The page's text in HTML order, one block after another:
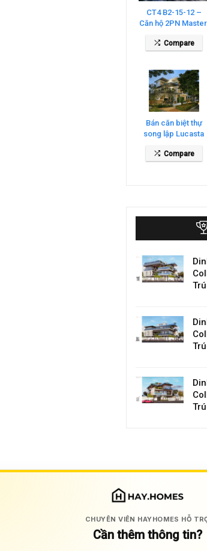
CT4 B2-15-12 –
Căn hộ 2PN
Compare
Bán căn biệt thự
song lập Lucasta
Villa – DT 175m2
giá 26 tỷ
Compare
CHUYÊN VIÊN HAYHOMES HỖ
Cần thêm thông tin?